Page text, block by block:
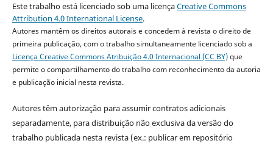
Este trabalho está licenciado sob uma licençaCreative Commons
Attribution 4.0 International License.
Autores mantêm os direitos autorais e concedem à revista o direito de
primeira publicação, com o trabalho simultaneamente licenciado sob a
Licença Creative Commons Atribuição 4.0 Internacional (CC BY)que
permite o compartilhamento do trabalho com reconhecimento da autoria
e publicação inicial nesta revista.
Autores têm autorização para assumir contratos adicionais
separadamente, para distribuição não exclusiva da versão do
trabalho publicada nesta revista (ex.: publicar em repositório